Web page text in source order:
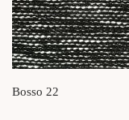
Bosso 22